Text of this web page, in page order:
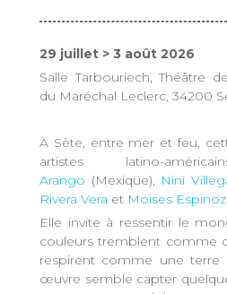
29 juillet > 3 août 2026
Salle Tarbouriech, Théâtre
du Maréchal Leclerc, 34200
À Sète, entre mer et feu,
artistes latino-
Arango (Mexique), Nini
Rivera Vera et Moises
Elle invite à ressentir le
couleurs tremblent comme
respirent comme une terre
œuvre semble capter